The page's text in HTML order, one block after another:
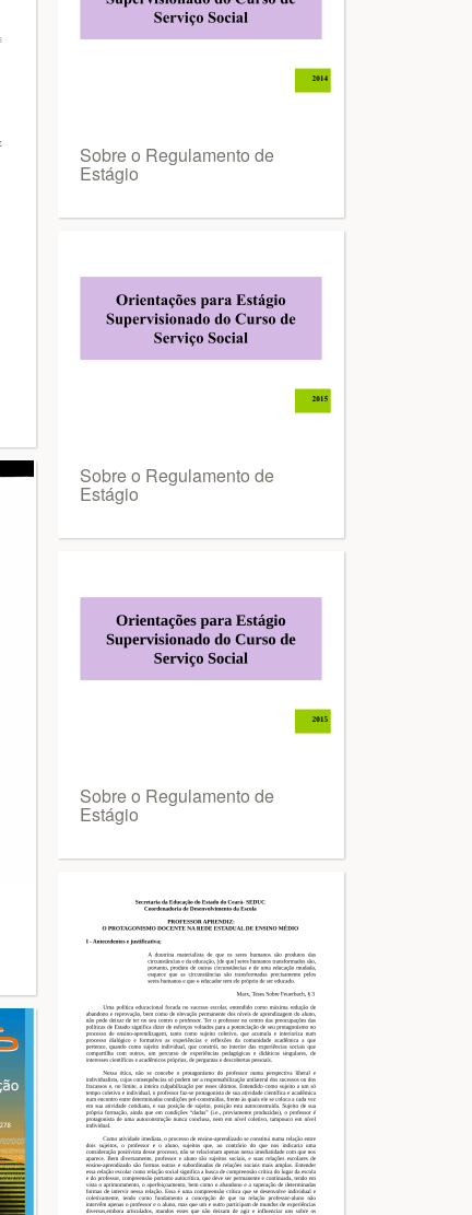
Sobre o Regulamento de
Estágio
Sobre o Regulamento de
Estágio
Sobre o Regulamento de
Estágio